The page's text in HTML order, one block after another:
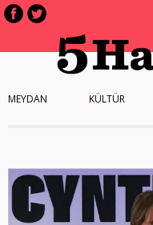
MEYDAN KÜLTÜR